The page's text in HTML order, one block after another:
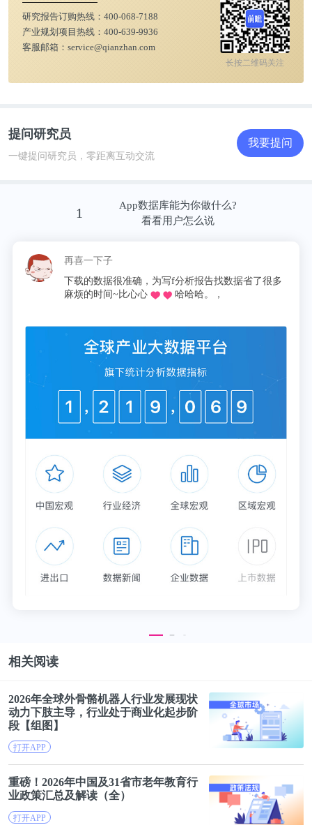
研究报告订购热线： 400-068-7188
产业规划项目热线： 400-639-9936
客服邮箱： service@qianzhan.com
长按二维码关注
提问研究员
一键提问研究员，零距离互动交流
我要提问
1
App数据库能为你做什么?
看看用户怎么说
再喜一下子
下载的数据很准确，为写f分析报告找数据省了很多
麻烦的时间~比心心
哈哈哈。，
相关阅读
2026年全球外骨骼机器人行业发展现状
动力下肢主导，行业处于商业化起步阶
段【组图】
打开APP
重磅！2026年中国及31省市老年教育行
业政策汇总及解读（全）
打开APP